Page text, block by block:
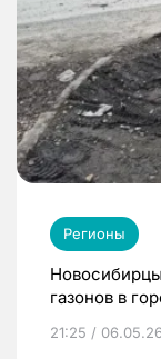
Регионы
газонов в
21:25 / 06.05.26